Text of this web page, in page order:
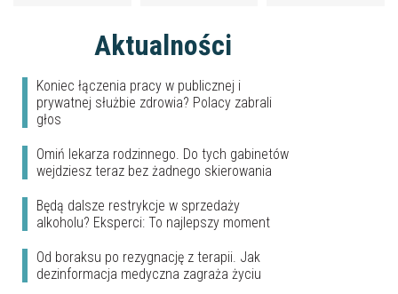
Aktualności
Koniec łączenia pracy w publicznej i
prywatnej służbie zdrowia? Polacy zabrali
głos
Omiń lekarza rodzinnego. Do tych gabinetów
wejdziesz teraz bez żadnego skierowania
Będą dalsze restrykcje w sprzedaży
alkoholu? Eksperci: To najlepszy moment
Od boraksu po rezygnację z terapii. Jak
dezinformacja medyczna zagraża życiu